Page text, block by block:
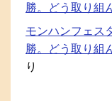
勝。どう取り組
モンハンフェス
勝。どう取り組
り